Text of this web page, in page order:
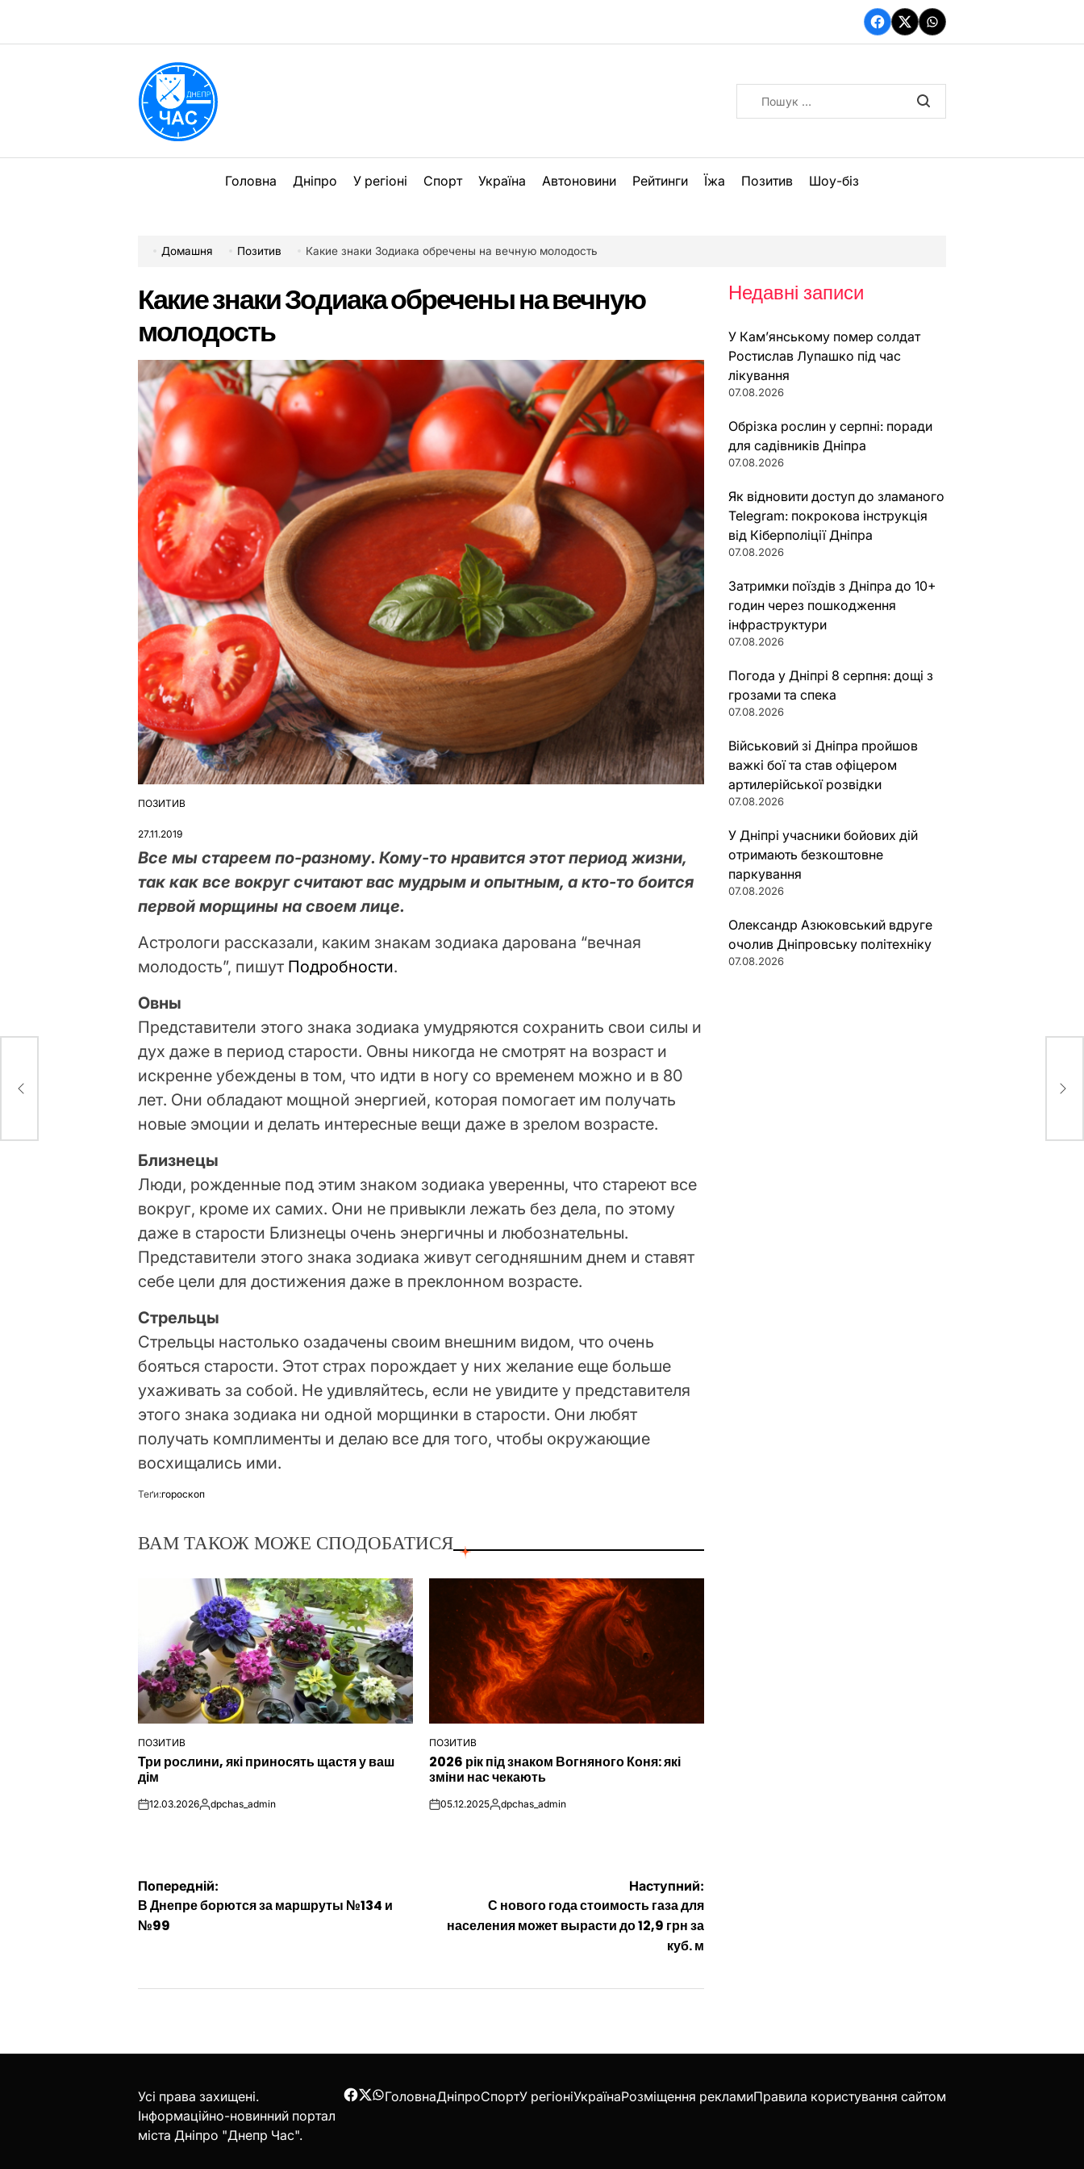
вмісту
Facebook
TwitterWhatsApp
Головна Дніпро У регіоні Спорт Україна Автоновини Рейтинги Їжа Позитив Шоу-біз
Домашня Позитив Какие знаки Зодиака обречены на вечную молодость
Какие знаки Зодиака обречены на вечную
молодость
ОПУБЛІКУВАТИ
ПОЗИТИВ
27.11.2019
Все мы стареем по-разному. Кому-то нравится этот период жизни,
так как все вокруг считают вас мудрым и опытным, а кто-то боится
первой морщины на своем лице.
Астрологи рассказали, каким знакам зодиака дарована “вечная
молодость”, пишут Подробности.
Овны
Представители этого знака зодиака умудряются сохранить свои силы и
дух даже в период старости. Овны никогда не смотрят на возраст и
искренне убеждены в том, что идти в ногу со временем можно и в 80
лет. Они обладают мощной энергией, которая помогает им получать
новые эмоции и делать интересные вещи даже в зрелом возрасте.
Близнецы
Люди, рожденные под этим знаком зодиака уверенны, что стареют все
вокруг, кроме их самих. Они не привыкли лежать без дела, по этому
даже в старости Близнецы очень энергичны и любознательны.
Представители этого знака зодиака живут сегодняшним днем и ставят
себе цели для достижения даже в преклонном возрасте.
Стрельцы
Стрельцы настолько озадачены своим внешним видом, что очень
бояться старости. Этот страх порождает у них желание еще больше
ухаживать за собой. Не удивляйтесь, если не увидите у представителя
этого знака зодиака ни одной морщинки в старости. Они любят
получать комплименты и делаю все для того, чтобы окружающие
восхищались ими.
Теґи:гороскоп
ВАМ ТАКОЖ МОЖЕ СПОДОБАТИСЯ
ОПУБЛІКУВАТИ
ПОЗИТИВ
Три рослини, які приносять щастя у ваш
дім
on12.03.2026Опубліковано
dpchas_admin
ОПУБЛІКУВАТИ
У
ПОЗИТИВ
2026 рік під знаком Вогняного Коня: які
зміни нас чекають
on05.12.2025Опубліковано
dpchas_admin
Навігація
записів
Попередній:
В Днепре борются за маршруты №134 и
№99
Наступний:
С нового года стоимость газа для
населения может вырасти до 12,9 грн за
куб. м
Недавні записи
У Кам’янському помер солдат
Ростислав Лупашко під час
лікування
07.08.2026
Обрізка рослин у серпні: поради
для садівників Дніпра
07.08.2026
Як відновити доступ до зламаного
Telegram: покрокова інструкція
від Кіберполіції Дніпра
07.08.2026
Затримки поїздів з Дніпра до 10+
годин через пошкодження
інфраструктури
07.08.2026
Погода у Дніпрі 8 серпня: дощі з
грозами та спека
07.08.2026
Військовий зі Дніпра пройшов
важкі бої та став офіцером
артилерійської розвідки
07.08.2026
У Дніпрі учасники бойових дій
отримають безкоштовне
паркування
07.08.2026
Олександр Азюковський вдруге
очолив Дніпровську політехніку
07.08.2026
Усі права захищені.
Інформаційно-новинний портал
міста Дніпро "Днепр Час".
Facebook
Twitter
WhatsApp
ГоловнаДніпроСпортУ регіоніУкраїнаРозміщення рекламиПравила користування сайтом